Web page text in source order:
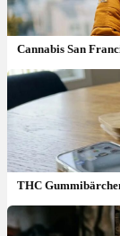
Cannabis San
THC